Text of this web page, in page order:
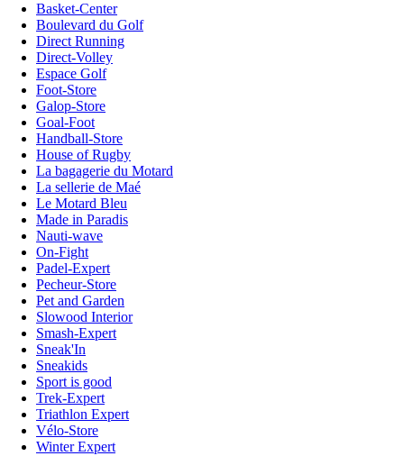
Basket-Center
Boulevard du Golf
Direct Running
Direct-Volley
Espace Golf
Foot-Store
Galop-Store
Goal-Foot
Handball-Store
House of Rugby
La bagagerie du Motard
La sellerie de Maé
Le Motard Bleu
Made in Paradis
Nauti-wave
On-Fight
Padel-Expert
Pecheur-Store
Pet and Garden
Slowood Interior
Smash-Expert
Sneak'In
Sneakids
Sport is good
Trek-Expert
Triathlon Expert
Vélo-Store
Winter Expert